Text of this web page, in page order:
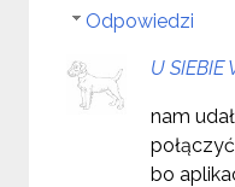
Odpowiedzi
U SIEBIE
nam
bo